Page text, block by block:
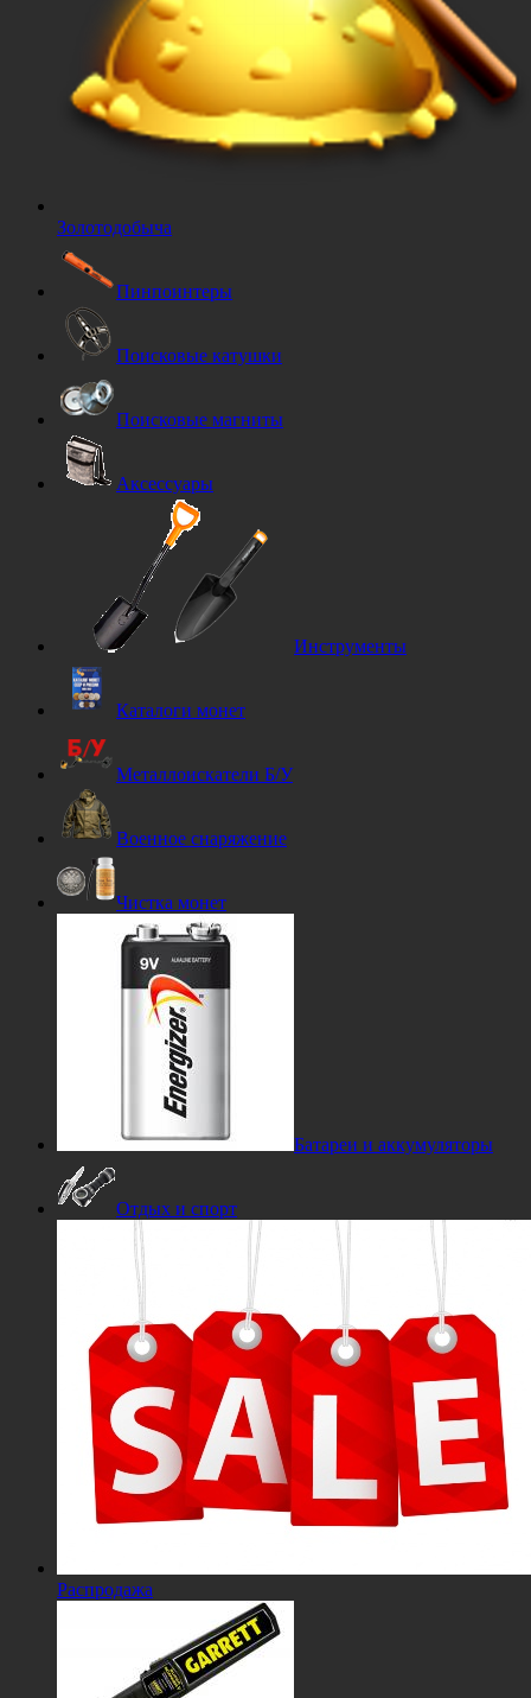
Золотодобыча
Пинпоинтеры
Поисковые катушки
Поисковые магниты
Аксессуары
Инструменты
Каталоги монет
Металлоискатели Б/У
Военное снаряжение
Чистка монет
Батареи и аккумуляторы
Отдых и спорт
Распродажа